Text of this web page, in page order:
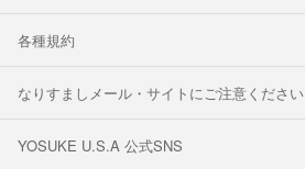
各種規約
なりすましメール・サイトにご注意ください
YOSUKE U.S.A 公式SNS